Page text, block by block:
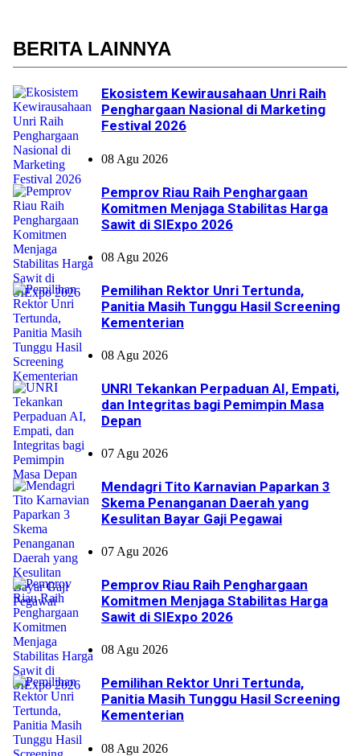
Anak
BERITA LAINNYA
Ekosistem Kewirausahaan Unri Raih
Penghargaan Nasional di Marketing
Festival 2026
08 Agu 2026
Pemprov Riau Raih Penghargaan
Komitmen Menjaga Stabilitas Harga
Sawit di SIExpo 2026
08 Agu 2026
Pemilihan Rektor Unri Tertunda,
Panitia Masih Tunggu Hasil Screening
Kementerian
08 Agu 2026
UNRI Tekankan Perpaduan AI, Empati,
dan Integritas bagi Pemimpin Masa
Depan
07 Agu 2026
Mendagri Tito Karnavian Paparkan 3
Skema Penanganan Daerah yang
Kesulitan Bayar Gaji Pegawai
07 Agu 2026
Pemprov Riau Raih Penghargaan
Komitmen Menjaga Stabilitas Harga
Sawit di SIExpo 2026
08 Agu 2026
Pemilihan Rektor Unri Tertunda,
Panitia Masih Tunggu Hasil Screening
Kementerian
08 Agu 2026